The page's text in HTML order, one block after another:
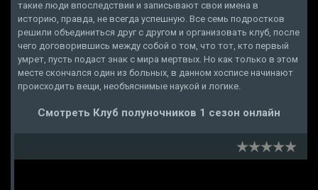
такие люди впоследствии и записывают свои имена в
историю, правда, не всегда успешную. Все семь подростков
решили объединиться друг с другом и организовать клуб, после
чего договорившись между собой о том, что тот, кто первый
умрет, пусть подаст знак с мира мертвых. Но как только в этом
месте скончался один из больных, в данном хосписе начинают
происходить вещи, необъяснимые наукой и логике.
Смотреть Клуб полуночников 1 сезон онлайн